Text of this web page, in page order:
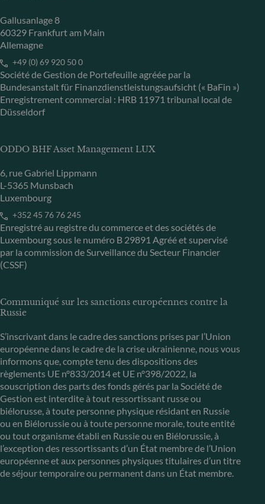
Gallusanlage 8
60329 Frankfurt am Main
Allemagne
+49 (0) 69 920 50 0
Société de Gestion de Portefeuille agréée par la
Bundesanstalt für Finanzdienstleistungsaufsicht (« BaFin »)
Enregistrement commercial : HRB 11971 tribunal local de
Düsseldorf
ODDO BHF Asset Management LUX
6, rue Gabriel Lippmann
L-5365 Munsbach
Luxembourg
+352 45 76 76 245
Enregistré au registre du commerce et des sociétés de
Luxembourg sous le numéro B 29891 Agréé et supervisé
par la commission de Surveillance du Secteur Financier
(CSSF)
Communiqué sur les sanctions européennes contre la
Russie
S’inscrivant dans le cadre des sanctions prises par l’Union
européenne dans le cadre de la crise ukrainienne, nous vous
informons que, compte tenu des dispositions des
règlements UE n°833/2014 et UE n°398/2022, la
souscription des parts des fonds gérés par la Société de
Gestion est interdite à tout ressortissant russe ou
biélorusse, à toute personne physique résidant en Russie
ou en Biélorussie ou à toute personne morale, toute entité
ou tout organisme établi en Russie ou en Biélorussie, à
l’exception des ressortissants d’un État membre de l’Union
européenne et aux personnes physiques titulaires d’un titre
de séjour temporaire ou permanent dans un État membre.